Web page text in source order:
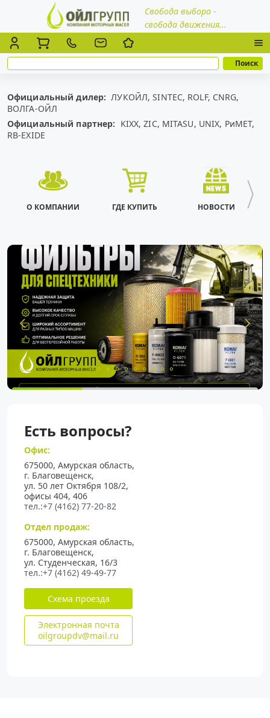
Свобода выбора -
свобода движения...
Официальный дилер: ЛУКОЙЛ,SINTEC, ROLF, CNRG,
ВОЛГА-ОЙЛ
Официальный партнер: KIXX,ZIC, MITASU, UNIX, РиМЕТ,
RB-EXIDE
О КОМПАНИИ ГДЕ КУПИТЬ НОВОСТИ
Есть вопросы?
Офис:
675000, Амурская область,
г. Благовещенск,
ул. 50 лет Октября 108/2,
офисы 404, 406
тел.:+7 (4162) 77-20-82
Отдел продаж:
675000, Амурская область,
г. Благовещенск,
ул. Студенческая, 16/3
тел.:+7 (4162) 49-49-77
Схема проезда
Электронная почта
oilgroupdv@mail.ru